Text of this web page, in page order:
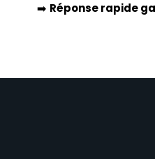
➡️ Réponse rapide